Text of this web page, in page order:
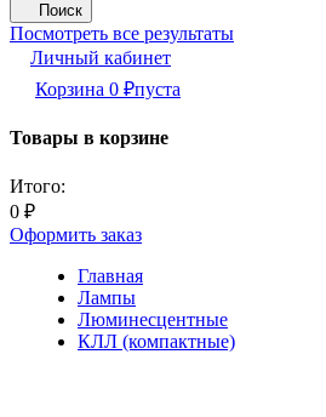
Поиск
Посмотреть все результаты
Личный кабинет
Корзина 0 ₽пуста
Товары в корзине
Итого:
0 ₽
Оформить заказ
Главная
Лампы
Люминесцентные
КЛЛ (компактные)